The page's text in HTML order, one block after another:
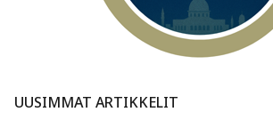
UUSIMMAT ARTIKKELIT